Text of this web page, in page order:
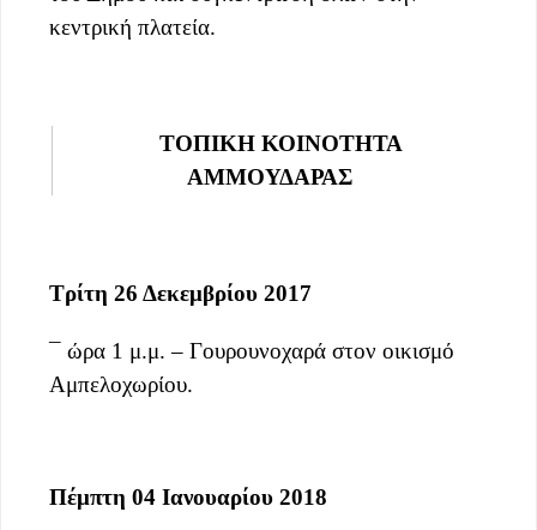
κεντρική πλατεία.
ΤΟΠΙΚΗ ΚΟΙΝΟΤΗΤΑ
ΑΜΜΟΥΔΑΡΑΣ
Τρίτη 26 Δεκεμβρίου 2017
¯ ώρα 1 μ.μ. – Γουρουνοχαρά στον οικισμό
Αμπελοχωρίου.
Πέμπτη 04 Ιανουαρίου 2018